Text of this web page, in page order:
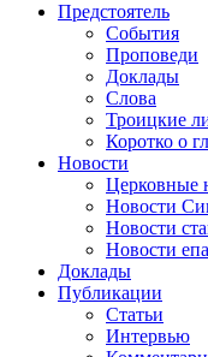
Предстоятель
События
Проповеди
Доклады
Слова
Троицкие
Коротко о
Новости
Церковные
Новости
Новости
Новости
Доклады
Публикации
Статьи
Интервью